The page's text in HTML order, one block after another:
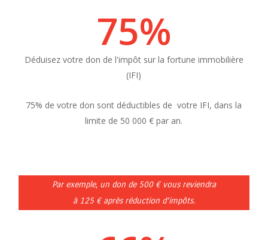
75%
Déduisez votre don de l'impôt sur la fortune immobilière
(IFI)
75% de votre don sont déductibles de votre IFI, dans la
limite de 50 000 € par an.
Par exemple, un don de 500 € vous reviendra
à 125 € après réduction d’impôts.